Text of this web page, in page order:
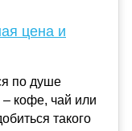
цена и
по душе
кофе, чай или
такого